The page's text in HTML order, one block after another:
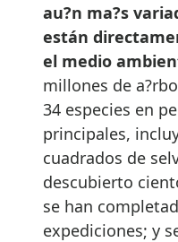
au?n ma?s
están
el medio
millones de
34 especies en
principales,
cuadrados de
descubierto
se han
expediciones; y